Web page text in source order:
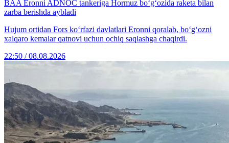
BAA Eronni ADNOC tankeriga Hormuz bo‘g‘ozida raketa bilan
zarba berishda aybladi
Hujum ortidan Fors ko‘rfazi davlatlari Eronni qoralab, bo‘g‘ozni
xalqaro kemalar qatnovi uchun ochiq saqlashga chaqirdi.
22:50 / 08.08.2026